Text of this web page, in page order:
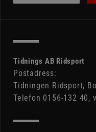
Tidnings AB Ridsport
Postadress:
Tidningen Ridsport,
Telefon 0156-132 40,